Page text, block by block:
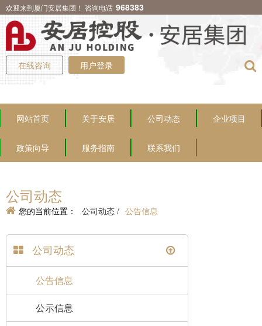
欢迎来到厦门安居集团！ 咨询电话 968383
在线咨询 用户登录
网站首页 关于安居 公司动态 企业项目
政策向导 服务指南 联系我们
公司动态
您的当前位置： 公司动态 / 公告信息
公司动态
公告信息
公示信息